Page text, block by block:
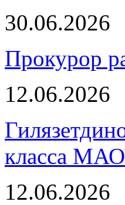
30.06.2026
Прокурор
12.06.2026
класса
12.06.2026